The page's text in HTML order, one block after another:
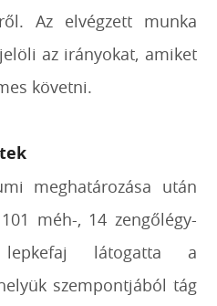
Az elvégzett munka
az irányokat, amiket
követni.
meghatározása után
méh-, 14 zengőlégy-
látogatta a
szempontjából tág